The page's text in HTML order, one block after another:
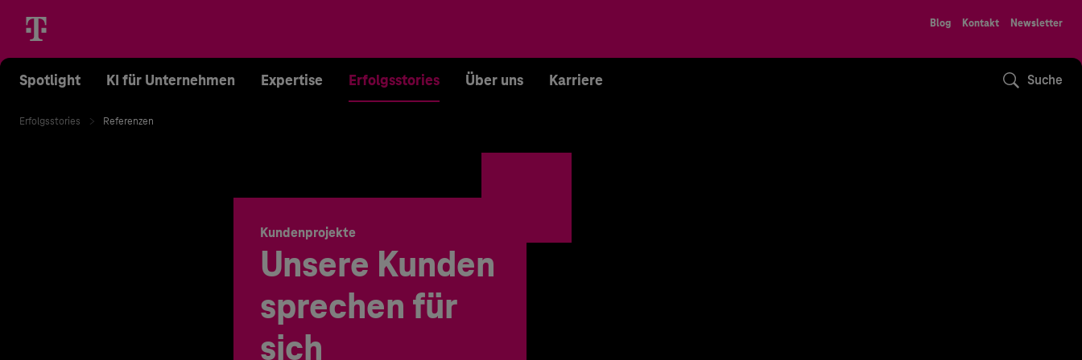
Blog Kontakt Newsletter
Spotlight KI für Unternehmen Expertise Erfolgsstories Über uns Karriere Suche
Erfolgsstories Referenzen
Kundenprojekte
Unsere Kunden
sprechen für
sich